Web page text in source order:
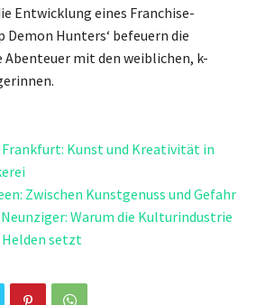
Entwicklung eines Franchise-
Demon Hunters‘ befeuern die
Abenteuer mit den weiblichen, k-
Kunst und Kreativität in
Zwischen Kunstgenuss und Gefahr
Warum die Kulturindustrie
setzt